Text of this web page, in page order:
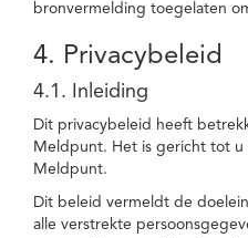
bronvermelding toegelaten
4. Privacybeleid
4.1. Inleiding
Dit privacybeleid heeft
Meldpunt. Het is gericht tot u
Meldpunt.
Dit beleid vermeldt de
alle verstrekte